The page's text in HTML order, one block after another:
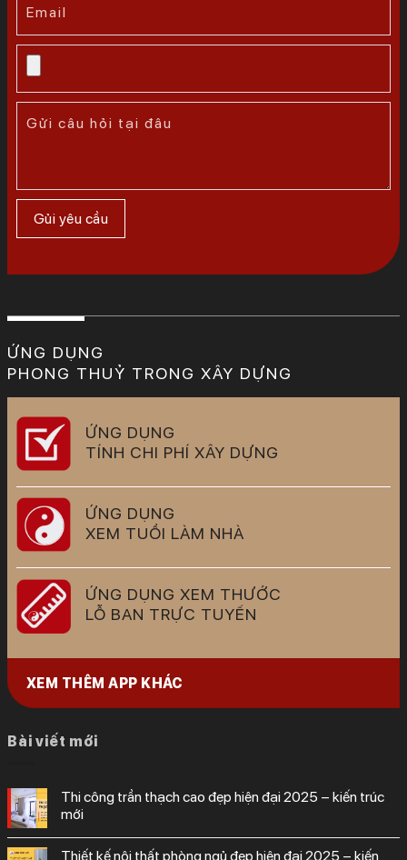
ỨNG DỤNG
PHONG THUỶ TRONG XÂY DỰNG
ỨNG DỤNG
TÍNH CHI PHÍ XÂY DỰNG
ỨNG DỤNG
XEM TUỔI LÀM NHÀ
ỨNG DỤNG XEM THƯỚC
LỖ BAN TRỰC TUYẾN
XEM THÊM APP KHÁC
Bài viết mới
thi công trần thạch cao đẹp hiện đại 2025 – kiến trúc
mới
thiết kế nội thất phòng ngủ đẹp hiện đại 2025 – kiến